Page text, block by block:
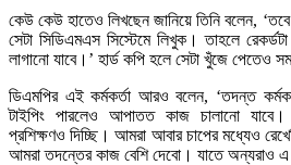
কেউ কেউ হাতেও লিখছেন জানিয়ে তিনি বলেন,
সেটা সিডিএমএস সিস্টেমে লিখুক। তাহলে
লাগানো যাবে।’ হার্ড কপি হলে সেটা খুঁজে পেতেও
ডিএমপির এই কর্মকর্তা আরও বলেন, ‘তদন্ত
টাইপিং পারলেও আপাতত কাজ চালানো যাবে।
প্রশিক্ষণও দিচ্ছি। আমরা আবার চাপের মধ্যেও
আমরা তদন্তের কাজ বেশি দেবো। যাতে অন্যরাও এ